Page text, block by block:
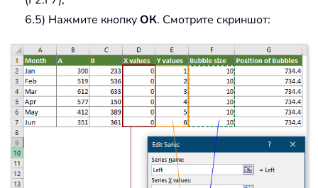
6.5) Нажмите кнопкуОК. Смотрите скриншот: